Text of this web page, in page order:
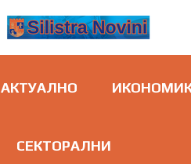
АКТУАЛНО
СЕКТОРАЛНИ